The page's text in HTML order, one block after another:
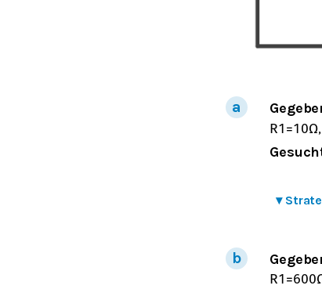
R1 =10Ω,
▾
R1 =600